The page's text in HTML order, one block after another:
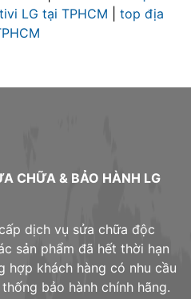
LG tại TPHCM
top địa
CHỮA & BẢO HÀNH LG
dịch vụ sửa chữa độc
sản phẩm đã hết thời hạn
hợp khách hàng có nhu cầu
bảo hành chính hãng.